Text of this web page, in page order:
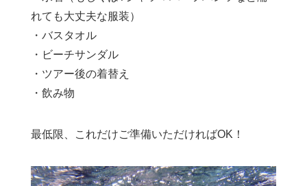
れても大丈夫な服装）
・バスタオル
・ビーチサンダル
・ツアー後の着替え
・飲み物
最低限、これだけご準備いただければOK！